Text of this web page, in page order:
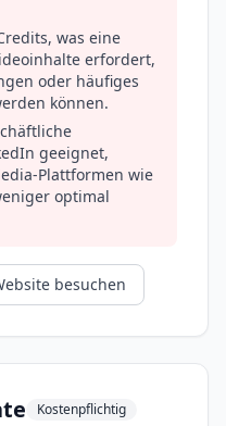
was eine
erfordert,
oder häufiges
können.
geeignet,
Plattformen wie
optimal
besuchen
Kostenpflichtig